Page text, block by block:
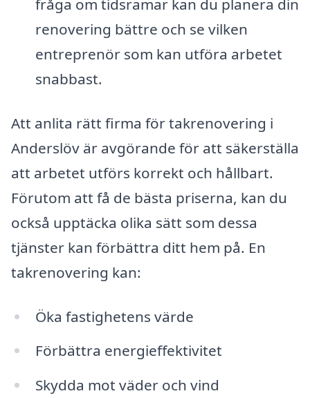
fråga om tidsramar kan du planera din
renovering bättre och se vilken
entreprenör som kan utföra arbetet
snabbast.
Att anlita rätt firma för takrenovering i
Anderslöv är avgörande för att säkerställa
att arbetet utförs korrekt och hållbart.
Förutom att få de bästa priserna, kan du
också upptäcka olika sätt som dessa
tjänster kan förbättra ditt hem på. En
takrenovering kan:
Öka fastighetens värde
Förbättra energieffektivitet
Skydda mot väder och vind